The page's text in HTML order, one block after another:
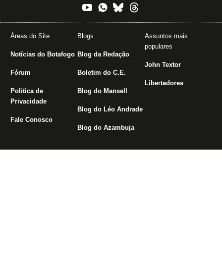
Áreas do Site
Notícias do Botafogo
Fórum
Política de
Privacidade
Fale Conosco
Blogs
Blog da Redação
Boletim do C.E.
Blog do Mansell
Blog do Léo Andrade
Blog do Azambuja
Assuntos mais
populares
John Textor
Libertadores